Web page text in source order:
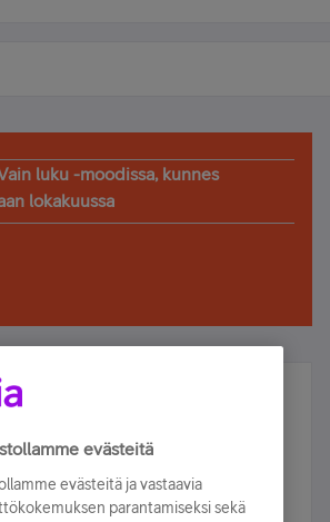
luku -moodissa, kunnes
lokakuussa
– osallistu ja voita!
ja olet mukana arvonnassa.
evästeitä
evästeitä ja vastaavia
parantamiseksi sekä